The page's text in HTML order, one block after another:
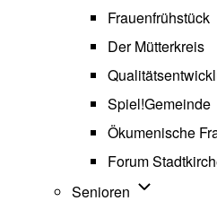
Frauenfrühstück
Der Mütterkreis
Spiel!Gemeinde
Ökumenische
Forum
Senioren